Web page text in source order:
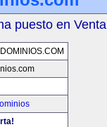
puesto en Venta